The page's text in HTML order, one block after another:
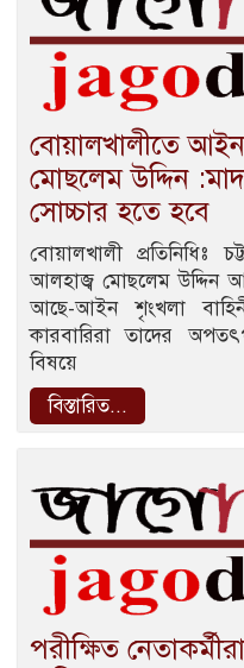
বোয়ালখালীতে
মোছলেম উদ্দিন
সোচ্চার হতে হবে
বোয়ালখালী
আলহাজ্ব মোছলেম উদ্দিন
আছে-আইন শৃংখলা
কারবারিরা তাদের
বিষয়ে
বিস্তারিত...
পরীক্ষিত